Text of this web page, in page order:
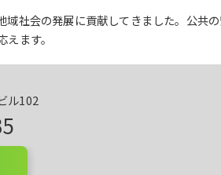
社会の発展に貢献してきました。公共
ます。
ル102